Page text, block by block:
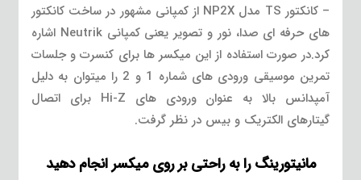
– کانکتور TS مدل NP2X از کمپانی مشهور در ساخت کانکتور
های حرفه ای صدا، نور و تصویر یعنی کمپانی Neutrik اشاره
کرد.در صورت استفاده از این میکسر ها برای کنسرت و جلسات
تمرین موسیقی ورودی های شماره 1 و 2 را میتوان به دلیل
آمپدانس بالا به عنوان ورودی های Hi-Z برای اتصال
گیتارهای الکتریک و بیس در نظر گرفت.
مانیتورینگ را به راحتی بر روی میکسر انجام دهید